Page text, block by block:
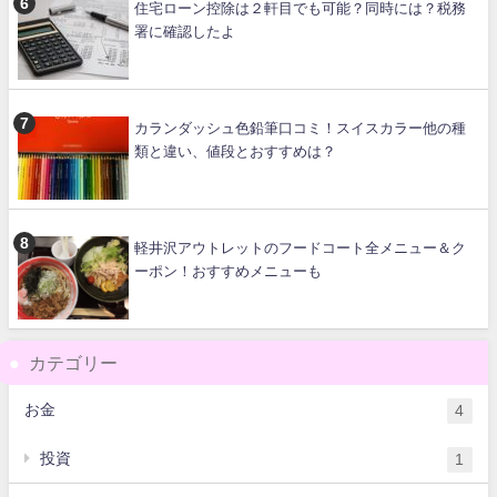
住宅ローン控除は２軒目でも可能？同時には？税務
署に確認したよ
カランダッシュ色鉛筆口コミ！スイスカラー他の種
類と違い、値段とおすすめは？
軽井沢アウトレットのフードコート全メニュー＆ク
ーポン！おすすめメニューも
カテゴリー
お金 4
投資 1